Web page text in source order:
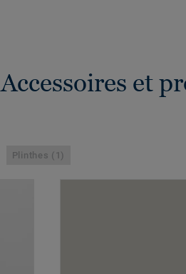
Accessoires et
Plinthes (1)